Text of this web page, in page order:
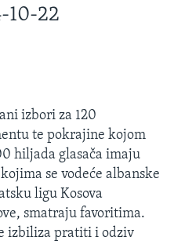
10-22
izbori za 120
te pokrajine kojom
hiljada glasača imaju
se vodeće albanske
ligu Kosova
smatraju favoritima.
izbiliza pratiti i odziv